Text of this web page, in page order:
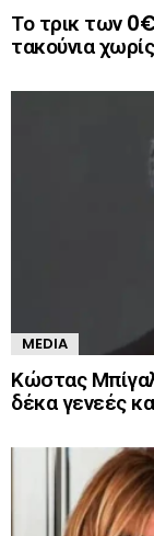
Το τρικ των
τακούνια
MEDIA
Κώστας
δέκα γενεές